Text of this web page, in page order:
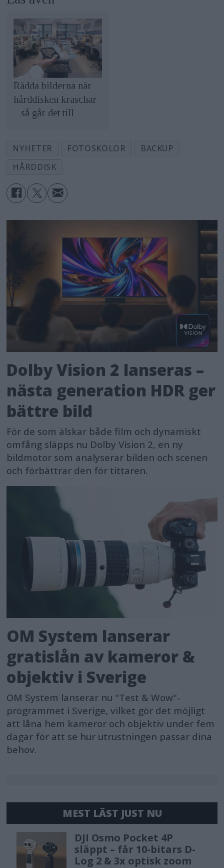
Rädda bilderna när
hårddisken kraschar
– så går det till
NYHETER FOTOSKOLOR
BACKUP
HÅRDDISK
Dolby Vision 2 lanseras –
nästa generation HDR ger
bättre bild
För de som älskar både film och dynamiskt
omfång släpps nu Dolby Vision 2, en ny
bildmotor som analyserar bilden och scenen
och förbättrar den för tittaren.
OM System lanserar
gratislån av kameror &
objektiv i Sverige
OM System lanserar nu "Test & Wow"-
programmet i Sverige, vilket gör det möjligt
att låna hem kameror och objektiv under fem
dagar för att se hur utrustningen passar dina
behov.
MEST LÄST JUST NU
DJI Osmo Pocket 4P
släppt – får 10-bitars D-
Log 2 & 3x optisk zoom